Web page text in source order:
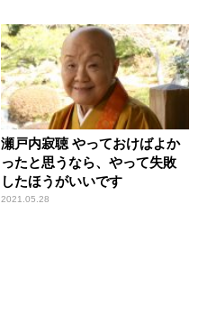
瀬戸内寂聴 やっておけばよか
ったと思うなら、やって失敗
したほうがいいです
2021.05.28